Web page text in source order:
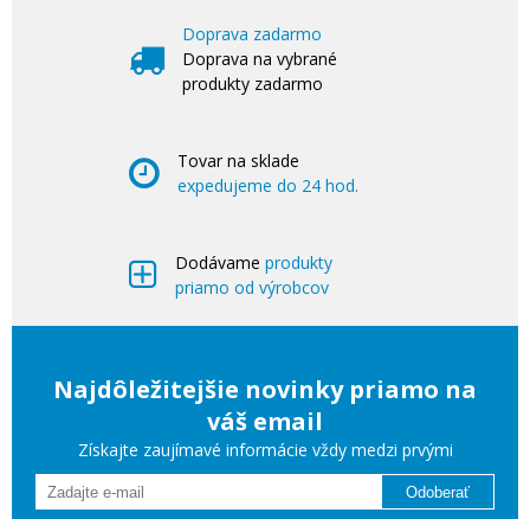
Doprava zadarmo
Doprava na vybrané
produkty zadarmo
Tovar na sklade
expedujeme do 24 hod.
Dodávame produkty
priamo od výrobcov
Najdôležitejšie novinky priamo na
váš email
Získajte zaujímavé informácie vždy medzi prvými
Odoberať